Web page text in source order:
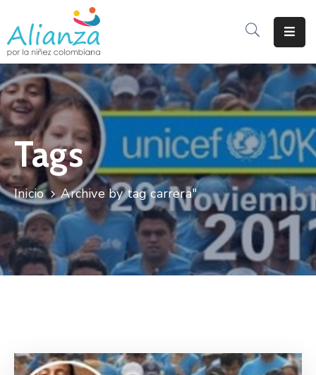
Inicio
La
Alianza
Documentos
Prensa
Sé
Parte
De
Alianza
Contáctanos
Tags
Inicio Archive by tag carrera"